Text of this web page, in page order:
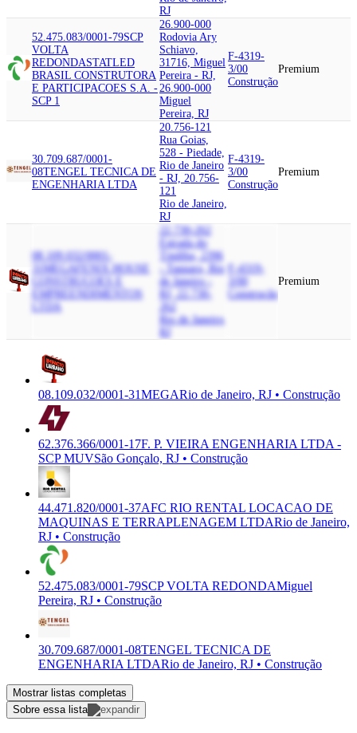
RJ
52.475.083/0001-79SCP
VOLTA
REDONDASTATLED
BRASIL CONSTRUTORA
E PARTICIPACOES S.A. -
SCP 1
26.900-000
Rodovia Ary
Schiavo,
31716, Miguel
Pereira - RJ,
26.900-000
Miguel
Pereira, RJ
F-4319-
3/00
Construção
Premium
30.709.687/0001-
08TENGEL TECNICA DE
ENGENHARIA LTDA
20.756-121
Rua Goias,
528 - Piedade,
Rio de Janeiro
- RJ, 20.756-
121
Rio de Janeiro,
RJ
F-4319-
3/00
Construção
Premium
08.109.032/0001-
MEGA FENIX HOUSE
EMPREENDIMENTOS
22.730-262
Estrada do
Tindiba, 2396
- Taquara, Rio
de Janeiro -
RJ, 22.730-
262
Rio de Janeiro,
F-4319-
3/00
Construção
Premium
08.109.032/0001-31MEGARio de Janeiro, RJ • Construção
62.376.366/0001-17F. P. VIEIRA ENGENHARIA LTDA -
SCP MUVSão Gonçalo, RJ • Construção
44.471.820/0001-37AFC RIO RENTAL LOCACAO DE
MAQUINAS E TERRAPLENAGEM LTDARio de Janeiro,
RJ • Construção
52.475.083/0001-79SCP VOLTA REDONDAMiguel
Pereira, RJ • Construção
30.709.687/0001-08TENGEL TECNICA DE
ENGENHARIA LTDARio de Janeiro, RJ • Construção
Mostrar listas completas
Sobre essa lista